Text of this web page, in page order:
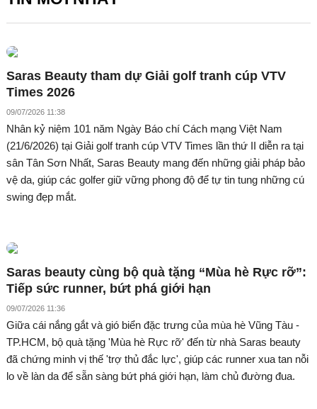
Saras Beauty tham dự Giải golf tranh cúp VTV
Times 2026
09/07/2026 11:38
Nhân kỷ niệm 101 năm Ngày Báo chí Cách mạng Việt Nam
(21/6/2026) tại Giải golf tranh cúp VTV Times lần thứ II diễn ra tại
sân Tân Sơn Nhất, Saras Beauty mang đến những giải pháp bảo
vệ da, giúp các golfer giữ vững phong độ để tự tin tung những cú
swing đẹp mắt.
Saras beauty cùng bộ quà tặng “Mùa hè Rực rỡ”:
Tiếp sức runner, bứt phá giới hạn
09/07/2026 11:36
Giữa cái nắng gắt và gió biển đặc trưng của mùa hè Vũng Tàu -
TP.HCM, bộ quà tặng 'Mùa hè Rực rỡ' đến từ nhà Saras beauty
đã chứng minh vị thế 'trợ thủ đắc lực', giúp các runner xua tan nỗi
lo về làn da để sẵn sàng bứt phá giới hạn, làm chủ đường đua.